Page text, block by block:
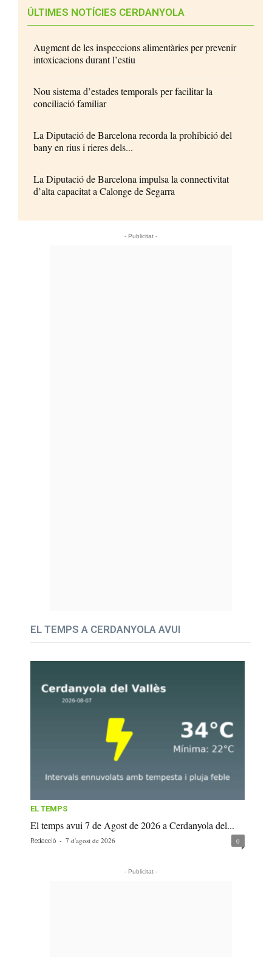
ÚLTIMES NOTÍCIES CERDANYOLA
Augment de les inspeccions alimentàries per prevenir
intoxicacions durant l’estiu
Nou sistema d’estades temporals per facilitar la
conciliació familiar
La Diputació de Barcelona recorda la prohibició del
bany en rius i rieres dels...
La Diputació de Barcelona impulsa la connectivitat
d’alta capacitat a Calonge de Segarra
- Publicitat -
EL TEMPS A CERDANYOLA AVUI
EL TEMPS
El temps avui 7 de Agost de 2026 a Cerdanyola del...
Redacció - 7 d'agost de 2026 0
- Publicitat -